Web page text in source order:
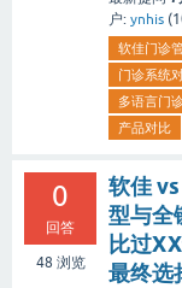
户: ynhis (
软佳门诊
门诊系统
多语言门
产品对比
0
回答
48 浏览
软佳
型与全
比过
最终选